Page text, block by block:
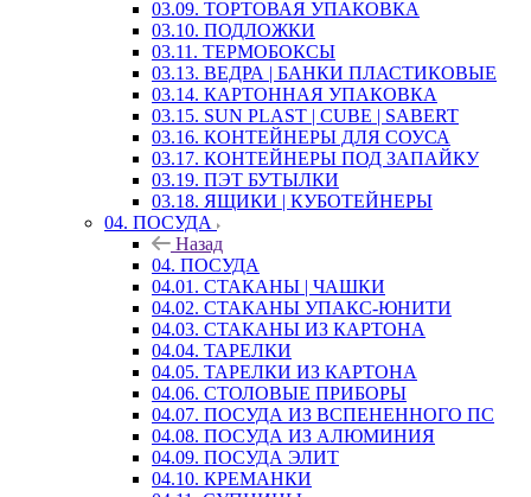
03.09. ТОРТОВАЯ УПАКОВКА
03.10. ПОДЛОЖКИ
03.11. ТЕРМОБОКСЫ
03.13. ВЕДРА | БАНКИ ПЛАСТИКОВЫЕ
03.14. КАРТОННАЯ УПАКОВКА
03.15. SUN PLAST | CUBE | SABERT
03.16. КОНТЕЙНЕРЫ ДЛЯ СОУСА
03.17. КОНТЕЙНЕРЫ ПОД ЗАПАЙКУ
03.19. ПЭТ БУТЫЛКИ
03.18. ЯЩИКИ | КУБОТЕЙНЕРЫ
04. ПОСУДА
Назад
04. ПОСУДА
04.01. СТАКАНЫ | ЧАШКИ
04.02. СТАКАНЫ УПАКС-ЮНИТИ
04.03. СТАКАНЫ ИЗ КАРТОНА
04.04. ТАРЕЛКИ
04.05. ТАРЕЛКИ ИЗ КАРТОНА
04.06. СТОЛОВЫЕ ПРИБОРЫ
04.07. ПОСУДА ИЗ ВСПЕНЕННОГО ПС
04.08. ПОСУДА ИЗ АЛЮМИНИЯ
04.09. ПОСУДА ЭЛИТ
04.10. КРЕМАНКИ